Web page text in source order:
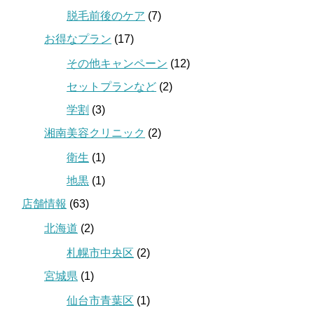
脱毛前後のケア (7)
お得なプラン (17)
その他キャンペーン (12)
セットプランなど (2)
学割 (3)
湘南美容クリニック (2)
衛生 (1)
地黒 (1)
店舗情報 (63)
北海道 (2)
札幌市中央区 (2)
宮城県 (1)
仙台市青葉区 (1)